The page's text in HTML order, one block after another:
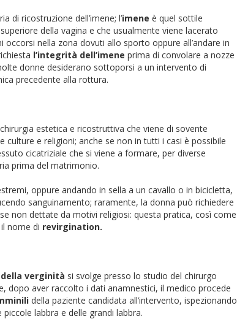
di ricostruzione dell’imene; l’imene è quel sottile
della vagina e che usualmente viene lacerato
nella zona dovuti allo sporto oppure all’andare in
l’integrità dell’imene prima di convolare a nozze
donne desiderano sottoporsi a un intervento di
precedente alla rottura.
estetica e ricostruttiva che viene di sovente
e religioni; anche se non in tutti i casi è possibile
cicatriziale che si viene a formare, per diverse
prima del matrimonio.
oppure andando in sella a un cavallo o in bicicletta,
sanguinamento; raramente, la donna può richiedere
non dettate da motivi religiosi: questa pratica, così come
nome di revirgination.
verginità si svolge presso lo studio del chirurgo
dopo aver raccolto i dati anamnestici, il medico procede
della paziente candidata all’intervento, ispezionando
labbra e delle grandi labbra.